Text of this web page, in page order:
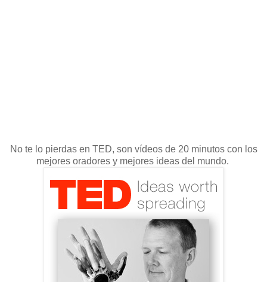
No te lo pierdas en TED, son vídeos de 20 minutos con los
mejores oradores y mejores ideas del mundo.